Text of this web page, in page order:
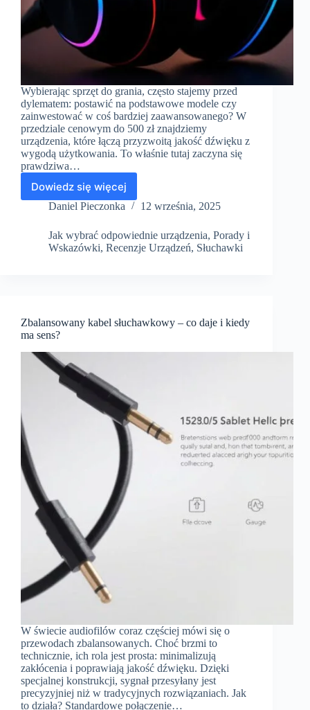
Wybierając sprzęt do grania, często stajemy przed
dylematem: postawić na podstawowe modele czy
zainwestować w coś bardziej zaawansowanego? W
przedziale cenowym do 500 zł znajdziemy
urządzenia, które łączą przyzwoitą jakość dźwięku z
wygodą użytkowania. To właśnie tutaj zaczyna się
prawdziwa…
Dowiedz się więcej
Gamingowe
słuchawki
500
zł
Daniel Pieczonka 12 września, 2025
Jak wybrać odpowiednie urządzenia, Porady i
Wskazówki, Recenzje Urządzeń, Słuchawki
Zbalansowany kabel słuchawkowy – co daje i kiedy
ma sens?
W świecie audiofilów coraz częściej mówi się o
przewodach zbalansowanych. Choć brzmi to
technicznie, ich rola jest prosta: minimalizują
zakłócenia i poprawiają jakość dźwięku. Dzięki
specjalnej konstrukcji, sygnał przesyłany jest
precyzyjniej niż w tradycyjnych rozwiązaniach. Jak
to działa? Standardowe połączenie…